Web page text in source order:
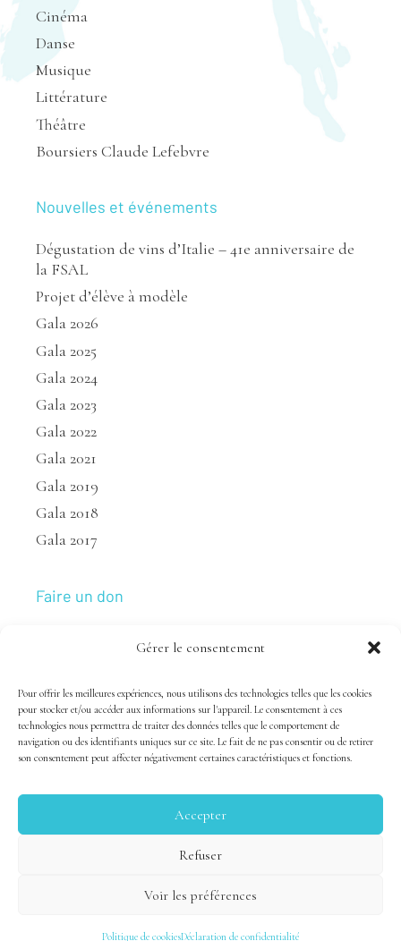
Gérer le consentement
Pour offrir les meilleures expériences, nous utilisons des technologies telles que les cookies
pour stocker et/ou accéder aux informations sur l'appareil. Le consentement à ces
technologies nous permettra de traiter des données telles que le comportement de
navigation ou des identifiants uniques sur ce site. Le fait de ne pas consentir ou de retirer
son consentement peut affecter négativement certaines caractéristiques et fonctions.
Accepter
Refuser
Voir les préférences
Politique de cookiesDéclaration de confidentialité
Cinéma
Danse
Musique
Littérature
Théâtre
Boursiers Claude Lefebvre
Nouvelles et événements
Dégustation de vins d’Italie – 41e anniversaire de
la FSAL
Projet d’élève à modèle
Gala 2026
Gala 2025
Gala 2024
Gala 2023
Gala 2022
Gala 2021
Gala 2019
Gala 2018
Gala 2017
Faire un don
Tous droits réservés 1983-2020 FSAL /
Carrousel Studio